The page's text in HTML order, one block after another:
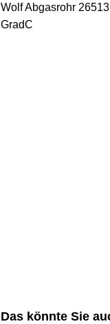
Wolf Abgasrohr
GradC
Das könnte Sie